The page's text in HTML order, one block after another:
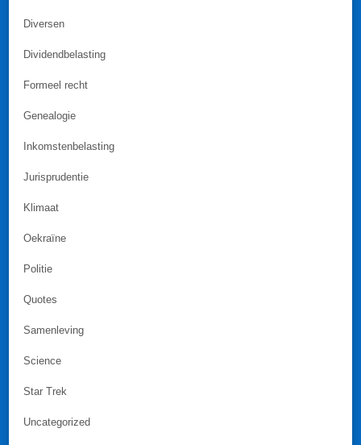
Diversen
Dividendbelasting
Formeel recht
Genealogie
Inkomstenbelasting
Jurisprudentie
Klimaat
Oekraïne
Politie
Quotes
Samenleving
Science
Star Trek
Uncategorized